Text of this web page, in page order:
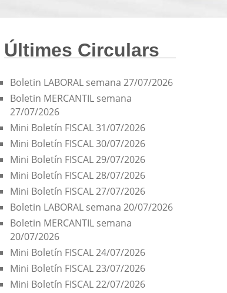
Últimes Circulars
Boletin LABORAL semana 27/07/2026
Boletin MERCANTIL semana
27/07/2026
Mini Boletín FISCAL 31/07/2026
Mini Boletín FISCAL 30/07/2026
Mini Boletín FISCAL 29/07/2026
Mini Boletín FISCAL 28/07/2026
Mini Boletín FISCAL 27/07/2026
Boletin LABORAL semana 20/07/2026
Boletin MERCANTIL semana
20/07/2026
Mini Boletín FISCAL 24/07/2026
Mini Boletín FISCAL 23/07/2026
Mini Boletín FISCAL 22/07/2026